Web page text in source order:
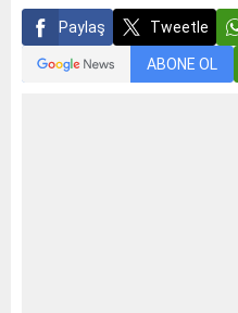
Paylaş Tweetle
ABONE OL